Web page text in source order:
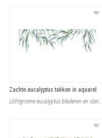
❤
Zachte eucalyptus takken in aquarel
Lichtgroene eucalyptus bladeren en slanke takken vloeien samen in een verfijnde
❤